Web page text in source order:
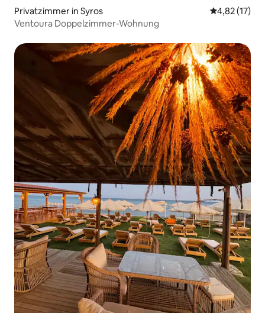
Privatzimmer in Syros
4,82 (17)
Ventoura Doppelzimmer-Wohnung